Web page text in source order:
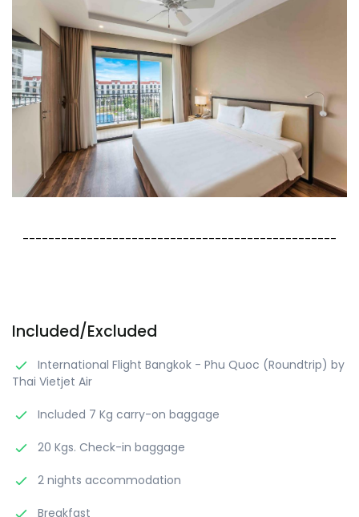
-------------------------------------------------
Included/Excluded
International Flight Bangkok - Phu Quoc (Roundtrip) by
Thai Vietjet Air
Included 7 Kg carry-on baggage
20 Kgs. Check-in baggage
2 nights accommodation
Breakfast